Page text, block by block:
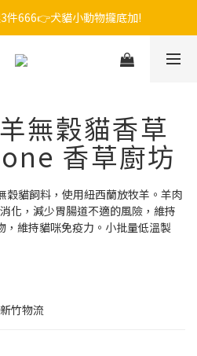
最低45折起😻只到9/21
件666👉犬貓小動物攏底加!
料出清中💥只要599起
無穀貓香草
香草廚坊
穀貓飼料，使用紐西蘭放牧羊。羊肉
化，減少胃腸道不適的風險，維持
，維持貓咪免疫力。小批量低溫製
竹物流